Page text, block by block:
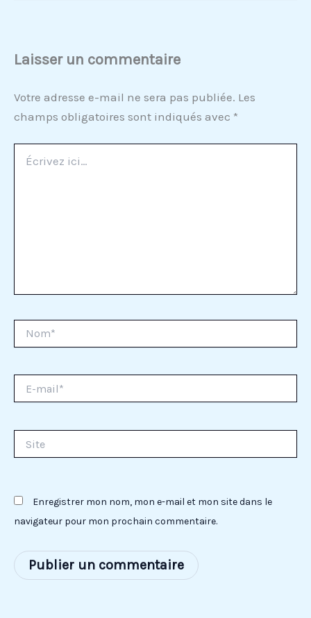
Laisser un commentaire
Votre adresse e-mail ne sera pas publiée. Les
champs obligatoires sont indiqués avec *
ici…
mail*
Enregistrer mon nom, mon e-mail et mon site dans le
navigateur pour mon prochain commentaire.